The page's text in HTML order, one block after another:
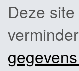
Deze